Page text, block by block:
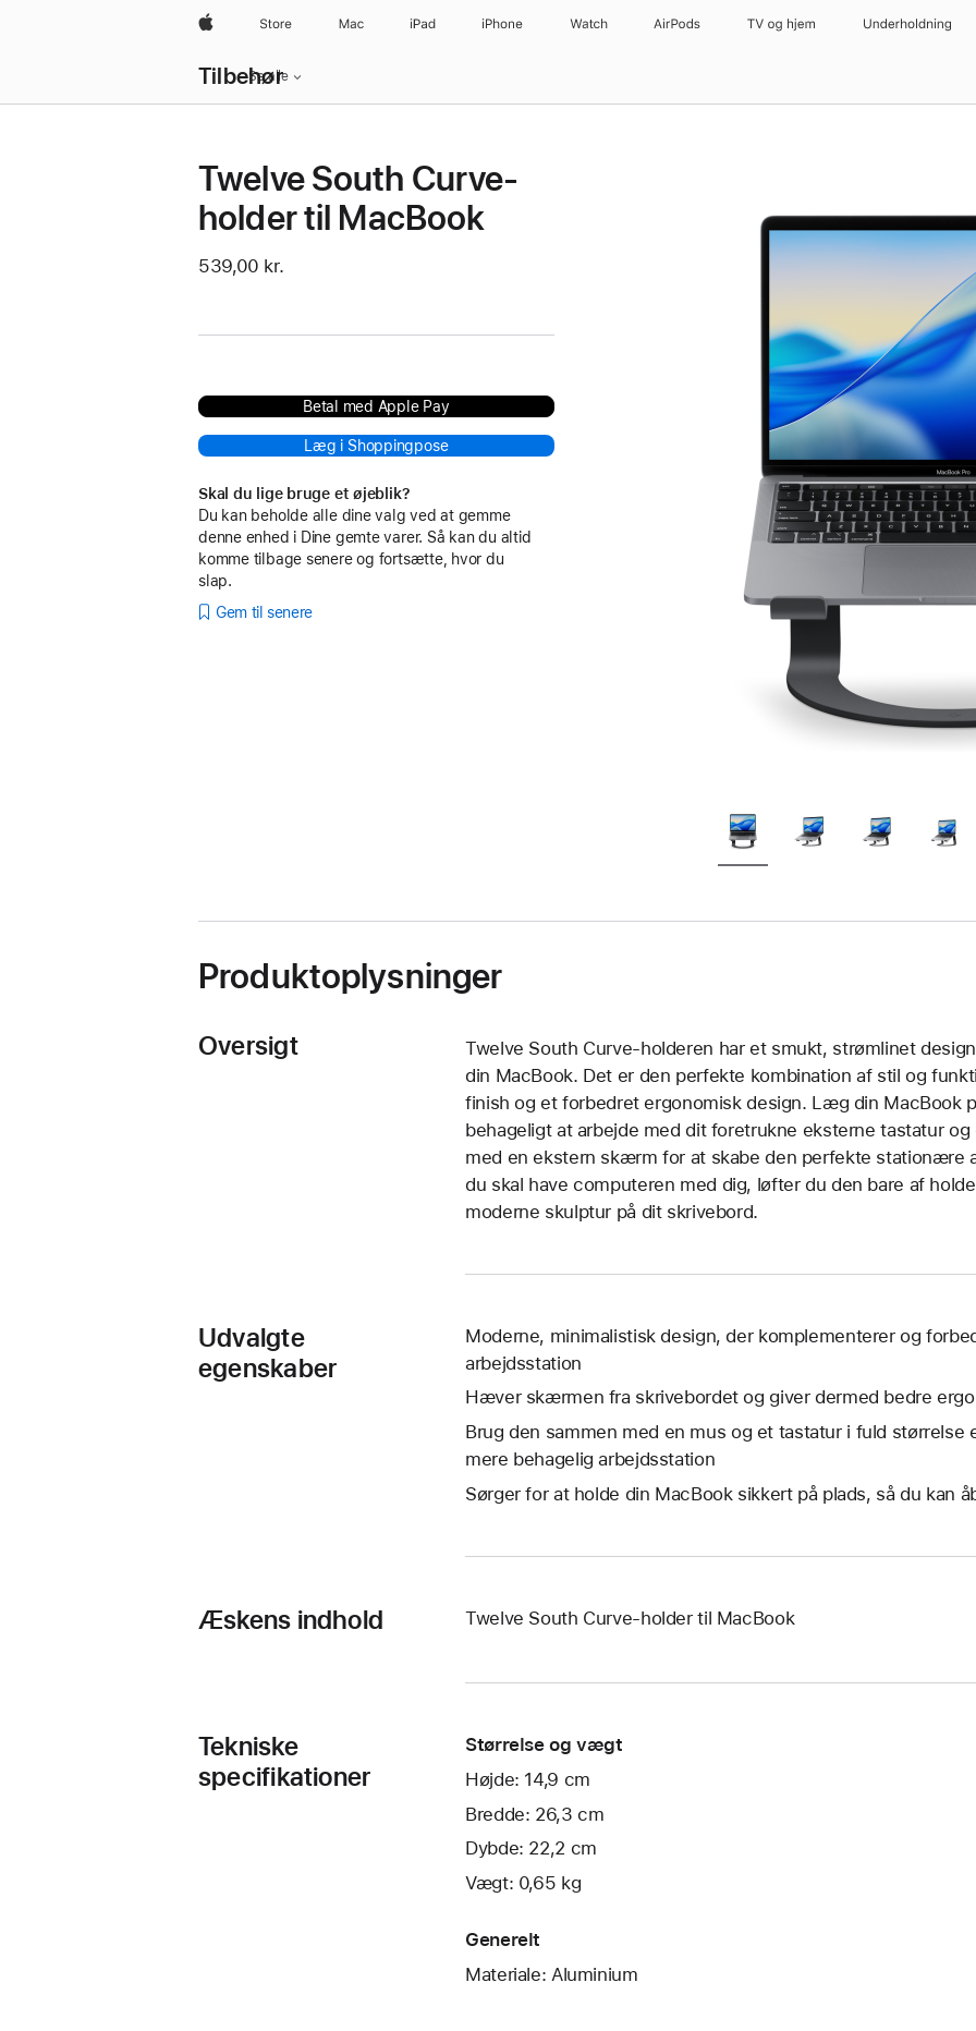
AppleStore Mac iPad iPhone Watch AirPods TV og hjem Underholdning
Tilbehør
navigation
åbn
Se alle
Twelve South Curve-
holder til MacBook
539,00 kr.
Betal med Apple Pay
Læg i Shoppingpose
Skal du lige bruge et øjeblik?
Du kan beholde alle dine valg ved at gemme
denne enhed i Dine gemte varer. Så kan du altid
komme tilbage senere og fortsætte, hvor du
slap.
Gem til senere
Produktoplysninger
Oversigt
Twelve South Curve-holderen har et smukt, strømlinet
din MacBook. Det er den perfekte kombination af stil og
finish og et forbedret ergonomisk design. Læg din MacBook
behageligt at arbejde med dit foretrukne eksterne tastatur
med en ekstern skærm for at skabe den perfekte stationære
du skal have computeren med dig, løfter du den bare af
moderne skulptur på dit skrivebord.
Udvalgte
egenskaber
Moderne, minimalistisk design, der komplementerer og
arbejdsstation
Hæver skærmen fra skrivebordet og giver dermed bedre
Brug den sammen med en mus og et tastatur i fuld
mere behagelig arbejdsstation
Sørger for at holde din MacBook sikkert på plads, så du kan
Æskens indhold Twelve South Curve-holder til MacBook
Tekniske
specifikationer
Størrelse og vægt
Højde: 14,9 cm
Bredde: 26,3 cm
Dybde: 22,2 cm
Vægt: 0,65 kg
Generelt
Materiale: Aluminium